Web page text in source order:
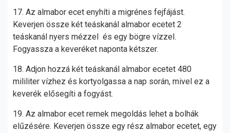
17. Az almabor ecet enyhíti a migrénes fejfájást.
Keverjen össze két teáskanál almabor ecetet 2
teáskanál nyers mézzel és egy bögre vízzel.
Fogyassza a keveréket naponta kétszer.
18. Adjon hozzá két teáskanál almabor ecetet 480
mililiter vízhez és kortyolgassa a nap során, mivel ez a
keverék elősegíti a fogyást.
19. Az almabor ecet remek megoldás lehet a bolhák
elűzésére. Keverjen össze egy rész almabor ecetet, egy